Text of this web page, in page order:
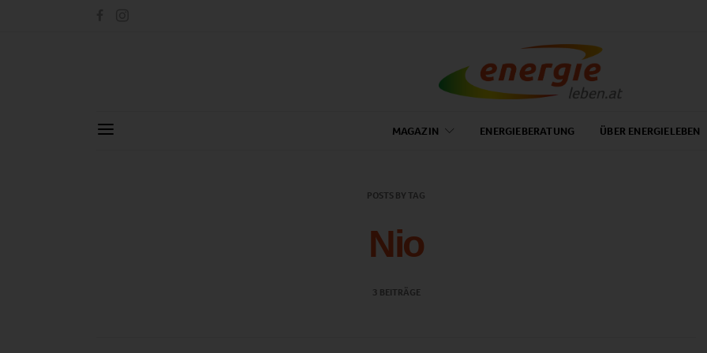
MAGAZIN ENERGIEBERATUNG ÜBER ENERGIELEBEN
POSTS BY TAG
Nio
3 BEITRÄGE